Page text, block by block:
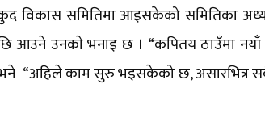
विकास समितिमा आइसकेको समितिका
आउने उनकाे भनाइ छ । “कपितय ठाउँमा नयाँ
भने “अहिले काम सुरु भइसकेको छ, असारभित्र